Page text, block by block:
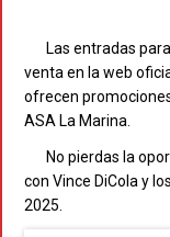
Las entradas
venta en la web
ofrecen
ASA La Marina.
No pierdas la
con Vince DiCola y
2025.